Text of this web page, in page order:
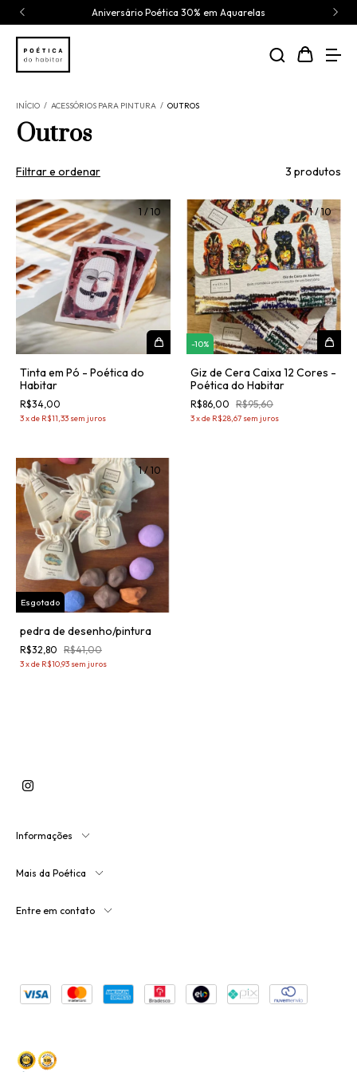
Aniversário Poética 30% em Aquarelas
INÍCIO / ACESSÓRIOS PARA PINTURA / OUTROS
Outros
Filtrar e ordenar 3 produtos
1 /10
Tinta em Pó - Poética do
Habitar
R$34,00
3xde R$11,33 sem juros
1/10
-10%
Giz de Cera Caixa 12 Cores -
Poética do Habitar
R$86,00 R$95,60
3xde R$28,67 sem juros
1/ 10
Esgotado
pedra de desenho/pintura
R$32,80 R$41,00
3xde R$10,93 sem juros
Informações
Mais da Poética
Entre em contato